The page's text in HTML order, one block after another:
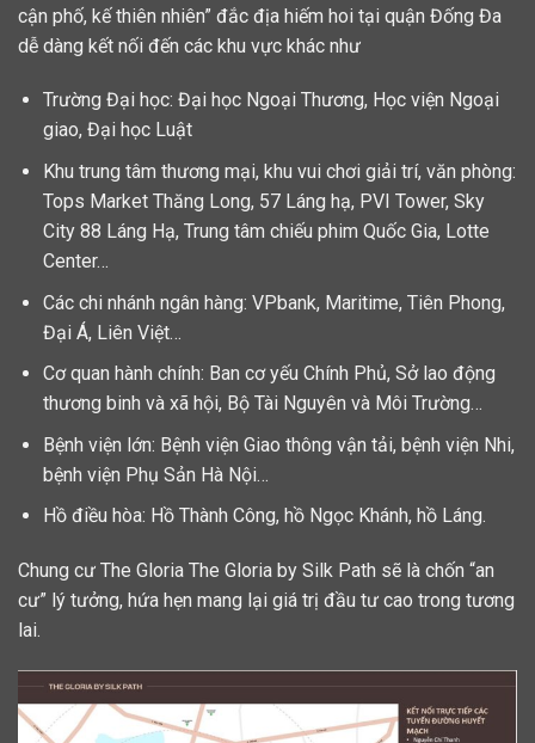
cận phố, kế thiên nhiên” đắc địa hiếm hoi tại quận Đống Đa
dễ dàng kết nối đến các khu vực khác như
Trường Đại học: Đại học Ngoại Thương, Học viện Ngoại
giao, Đại học Luật
Khu trung tâm thương mại, khu vui chơi giải trí, văn phòng:
Tops Market Thăng Long, 57 Láng hạ, PVI Tower, Sky
City 88 Láng Hạ, Trung tâm chiếu phim Quốc Gia, Lotte
Center…
Các chi nhánh ngân hàng: VPbank, Maritime, Tiên Phong,
Đại Á, Liên Việt…
Cơ quan hành chính: Ban cơ yếu Chính Phủ, Sở lao động
thương binh và xã hội, Bộ Tài Nguyên và Môi Trường…
Bệnh viện lớn: Bệnh viện Giao thông vận tải, bệnh viện Nhi,
bệnh viện Phụ Sản Hà Nội…
Hồ điều hòa: Hồ Thành Công, hồ Ngọc Khánh, hồ Láng.
Chung cư The Gloria The Gloria by Silk Path sẽ là chốn “an
cư” lý tưởng, hứa hẹn mang lại giá trị đầu tư cao trong tương
lai.